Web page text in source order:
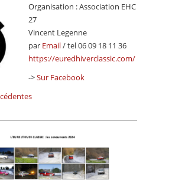
Organisation : Association EHC
27
Vincent Legenne
par Email/ tel 06 09 18 11 36
https://euredhiverclassic.com/
->Sur Facebook